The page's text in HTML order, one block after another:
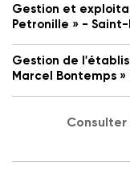
Gestion et
Petronille » -
Gestion de
Marcel Bontemps